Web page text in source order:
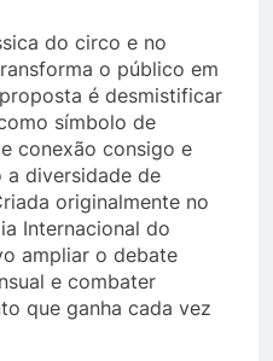
do circo e no
o público em
é desmistificar
símbolo de
conexão consigo e
diversidade de
originalmente no
Internacional do
ampliar o debate
e combater
que ganha cada vez